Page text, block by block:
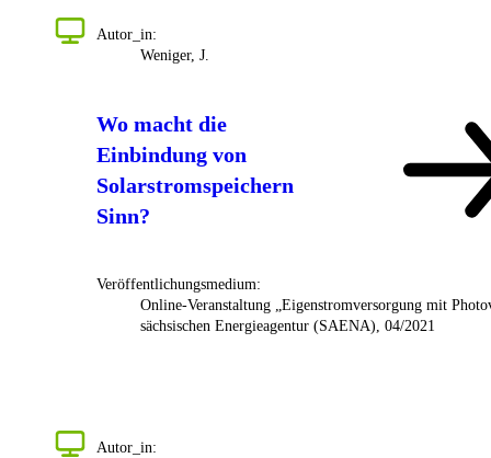
Autor_in:
Weniger, J.
Wo macht die
Einbindung von
Solarstromspeichern
Sinn?
Veröffentlichungsmedium:
Online-Veranstaltung „Eigenstromversorgung mit
sächsischen Energieagentur (SAENA), 04/2021
Autor_in: